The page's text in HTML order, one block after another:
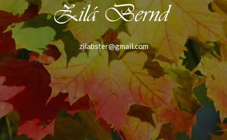
zilabster@gmail.com